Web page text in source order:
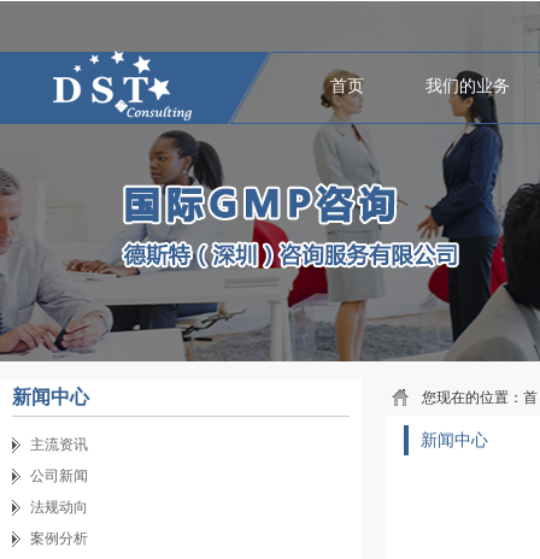
首页 我们的业务
新闻中心
主流资讯
公司新闻
法规动向
案例分析
您现在的位置： 首
新闻中心